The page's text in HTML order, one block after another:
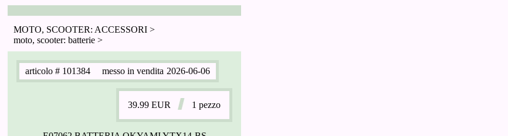
MOTO, SCOOTER: ACCESSORI >
moto, scooter: batterie >
articolo # 101384 messo in vendita 2026-06-06
39.99 EUR 1 pezzo